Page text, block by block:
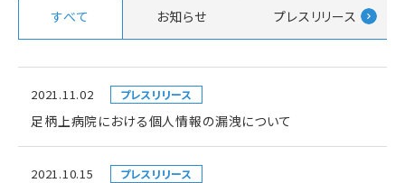
すべて お知らせ プレスリリース
2021.11.02 プレスリリース
足柄上病院における個人情報の漏洩について
2021.10.15 プレスリリース